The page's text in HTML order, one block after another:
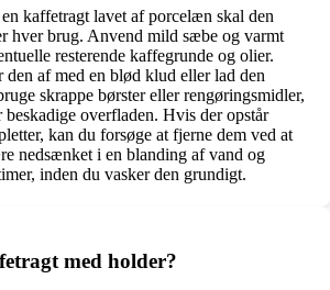
kaffetragt lavet af porcelæn skal den
hver brug. Anvend mild sæbe og varmt
resterende kaffegrunde og olier.
af med en blød klud eller lad den
skrappe børster eller rengøringsmidler,
beskadige overfladen. Hvis der opstår
kan du forsøge at fjerne dem ved at
nedsænket i en blanding af vand og
inden du vasker den grundigt.
med holder?